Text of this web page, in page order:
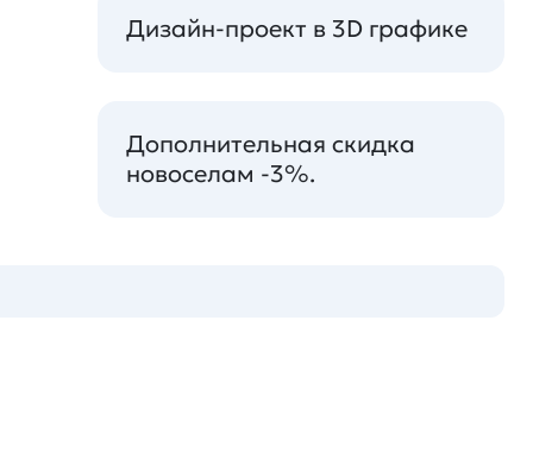
Дизайн-проект в 3D графике
Дополнительная скидка
новоселам -3%.